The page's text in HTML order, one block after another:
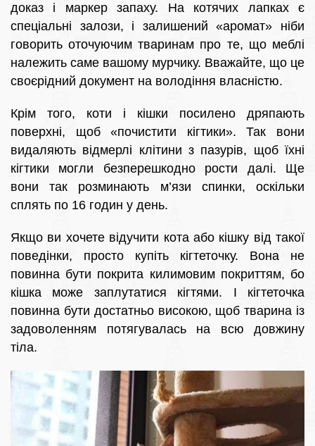
доказ і маркер запаху. На котячих лапках є
спеціальні залози, і залишений «аромат» ніби
говорить оточуючим тваринам про те, що меблі
належить саме вашому мурчику. Вважайте, що це
своєрідний документ на володіння власністю.
Крім того, коти і кішки посилено дряпають
поверхні, щоб «почистити кігтики». Так вони
видаляють відмерлі клітини з пазурів, щоб їхні
кігтики могли безперешкодно рости далі. Ще
вони так розминають м’язи спинки, оскільки
сплять по 16 годин у день.
Якщо ви хочете відучити кота або кішку від такої
поведінки, просто купіть кігтеточку. Вона не
повинна бути покрита килимовим покриттям, бо
кішка може заплутатися кігтями. І кігтеточка
повинна бути достатньо високою, щоб тварина із
задоволенням потягувалась на всю довжину
тіла.